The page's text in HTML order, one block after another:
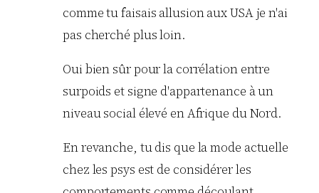
comme tu faisais allusion aux USA je n'ai
pas cherché plus loin.
Oui bien sûr pour la corrélation entre
surpoids et signe d'appartenance à un
niveau social élevé en Afrique du Nord.
En revanche, tu dis que la mode actuelle
chez les psys est de considérer les